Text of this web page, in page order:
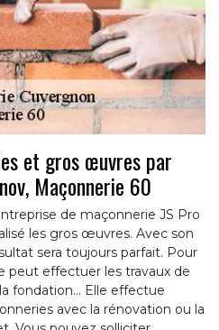
et gros œuvres par
Maçonnerie 60
de maçonnerie JS Pro
les gros œuvres. Avec son
sera toujours parfait. Pour
peut effectuer les travaux de
fondation… Elle effectue
avec la rénovation ou la